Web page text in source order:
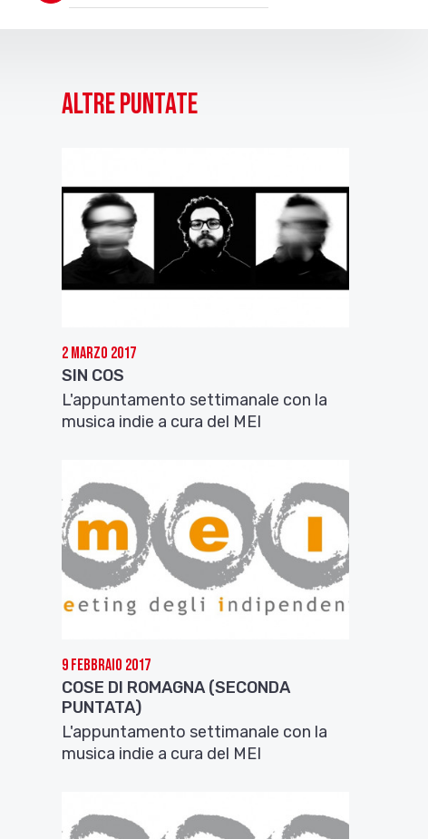
Altre puntate
2 Marzo 2017
SIN COS
L'appuntamento settimanale con la
musica indie a cura del MEI
9 Febbraio 2017
COSE DI ROMAGNA (SECONDA
PUNTATA)
L'appuntamento settimanale con la
musica indie a cura del MEI